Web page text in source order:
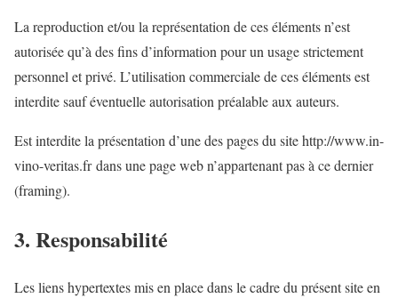
La reproduction et/ou la représentation de ces éléments n’est
autorisée qu’à des fins d’information pour un usage strictement
personnel et privé. L’utilisation commerciale de ces éléments est
interdite sauf éventuelle autorisation préalable aux auteurs.
Est interdite la présentation d’une des pages du site http://www.in-
vino-veritas.fr dans une page web n’appartenant pas à ce dernier
(framing).
3. Responsabilité
Les liens hypertextes mis en place dans le cadre du présent site en